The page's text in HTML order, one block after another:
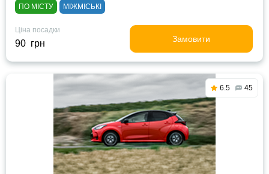
ПО МІСТУ МІЖМІСЬКІ
Ціна посадки
90 грн Замовити
6.5 45